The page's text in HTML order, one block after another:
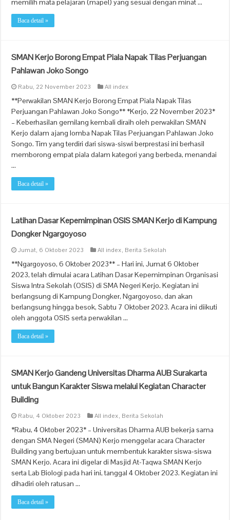
memilih mata pelajaran (mapel) yang sesuai dengan minat …
Baca detail »
SMAN Kerjo Borong Empat Piala Napak Tilas Perjuangan
Pahlawan Joko Songo
Rabu, 22 November 2023 All index
**Perwakilan SMAN Kerjo Borong Empat Piala Napak Tilas
Perjuangan Pahlawan Joko Songo** *Kerjo, 22 November 2023*
– Keberhasilan gemilang kembali diraih oleh perwakilan SMAN
Kerjo dalam ajang lomba Napak Tilas Perjuangan Pahlawan Joko
Songo. Tim yang terdiri dari siswa-siswi berprestasi ini berhasil
memborong empat piala dalam kategori yang berbeda, menandai
…
Baca detail »
Latihan Dasar Kepemimpinan OSIS SMAN Kerjo di Kampung
Dongker Ngargoyoso
Jumat, 6 Oktober 2023 All index, Berita Sekolah
**Ngargoyoso, 6 Oktober 2023** – Hari ini, Jumat 6 Oktober
2023, telah dimulai acara Latihan Dasar Kepemimpinan Organisasi
Siswa Intra Sekolah (OSIS) di SMA Negeri Kerjo. Kegiatan ini
berlangsung di Kampung Dongker, Ngargoyoso, dan akan
berlangsung hingga besok, Sabtu 7 Oktober 2023. Acara ini diikuti
oleh anggota OSIS serta perwakilan …
Baca detail »
SMAN Kerjo Gandeng Universitas Dharma AUB Surakarta
untuk Bangun Karakter Siswa melalui Kegiatan Character
Building
Rabu, 4 Oktober 2023 All index, Berita Sekolah
*Rabu, 4 Oktober 2023* – Universitas Dharma AUB bekerja sama
dengan SMA Negeri (SMAN) Kerjo menggelar acara Character
Building yang bertujuan untuk membentuk karakter siswa-siswa
SMAN Kerjo. Acara ini digelar di Masjid At-Taqwa SMAN Kerjo
serta Lab Biologi pada hari ini, tanggal 4 Oktober 2023. Kegiatan ini
dihadiri oleh ratusan …
Baca detail »